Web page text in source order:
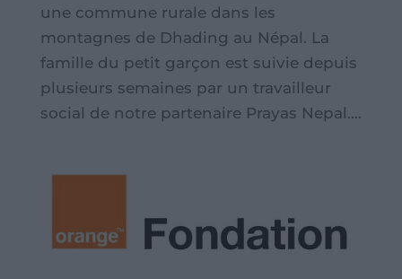
une commune rurale dans les
montagnes de Dhading au Népal. La
famille du petit garçon est suivie depuis
plusieurs semaines par un travailleur
social de notre partenaire Prayas Nepal....